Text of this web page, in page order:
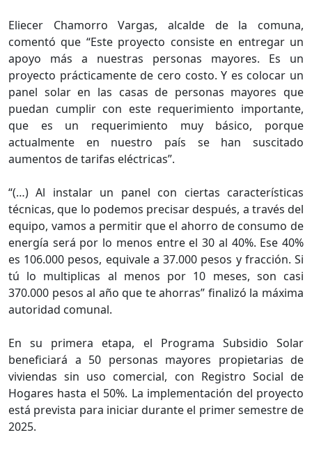
Eliecer Chamorro Vargas, alcalde de la comuna,
comentó que “Este proyecto consiste en entregar un
apoyo más a nuestras personas mayores. Es un
proyecto prácticamente de cero costo. Y es colocar un
panel solar en las casas de personas mayores que
puedan cumplir con este requerimiento importante,
que es un requerimiento muy básico, porque
actualmente en nuestro país se han suscitado
aumentos de tarifas eléctricas”.
“(…) Al instalar un panel con ciertas características
técnicas, que lo podemos precisar después, a través del
equipo, vamos a permitir que el ahorro de consumo de
energía será por lo menos entre el 30 al 40%. Ese 40%
es 106.000 pesos, equivale a 37.000 pesos y fracción. Si
tú lo multiplicas al menos por 10 meses, son casi
370.000 pesos al año que te ahorras” finalizó la máxima
autoridad comunal.
En su primera etapa, el Programa Subsidio Solar
beneficiará a 50 personas mayores propietarias de
viviendas sin uso comercial, con Registro Social de
Hogares hasta el 50%. La implementación del proyecto
está prevista para iniciar durante el primer semestre de
2025.